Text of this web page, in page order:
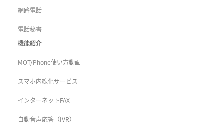
網路電話
電話秘書
機能紹介
MOT/Phone使い方動画
スマホ内線化サービス
インターネットFAX
自動音声応答（IVR）